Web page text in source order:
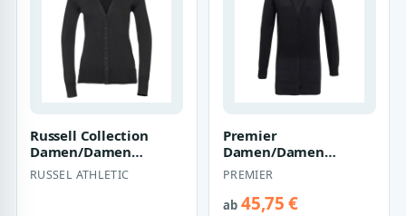
Russell Collection
Damen/Damen
Strickjacke mit V-
Ausschnitt (Schwarz)
RUSSEL ATHLETIC
Premier
Damen/Damen
Langarm-Strickjacke
mit V-Ausschnitt
(Holzkohle)
PREMIER
ab45,75 €